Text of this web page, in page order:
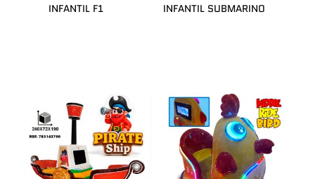
INFANTIL F1 INFANTIL SUBMARINO